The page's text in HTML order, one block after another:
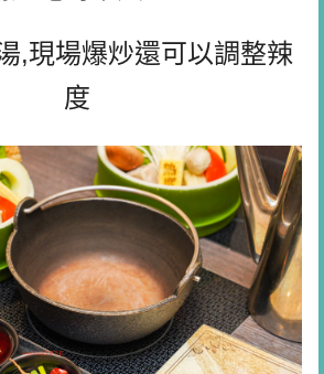
,現場爆炒還可以調整辣
度